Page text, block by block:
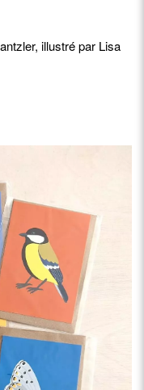
illustré par Lisa
bêtes du jardin !
Vos adversaires
lausannoise. Ses
Amoureuse
et des plantes, qui
etMiam la